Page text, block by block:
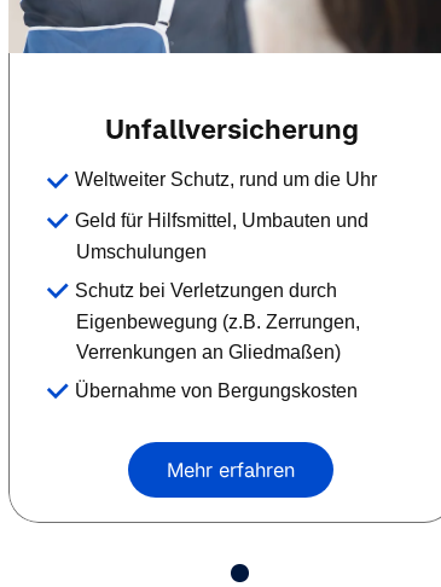
Unfallversicherung
Weltweiter Schutz, rund um die Uhr
Geld für Hilfsmittel, Umbauten und
Umschulungen
Schutz bei Verletzungen durch
Eigenbewegung (z.B. Zerrungen,
Verrenkungen an Gliedmaßen)
Übernahme von Bergungskosten
Mehr erfahren